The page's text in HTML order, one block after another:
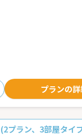
プランの
(2プラン、3部屋タイ